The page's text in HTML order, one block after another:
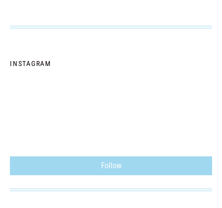
INSTAGRAM
Follow